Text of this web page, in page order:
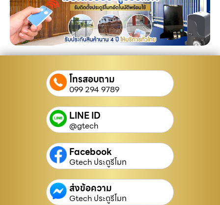
โทรสอบถาม
099 294 9789
LINE ID
@gtech
Facebook
Gtech ประตูรีโมท
ส่งข้อความ
Gtech ประตูรีโมท